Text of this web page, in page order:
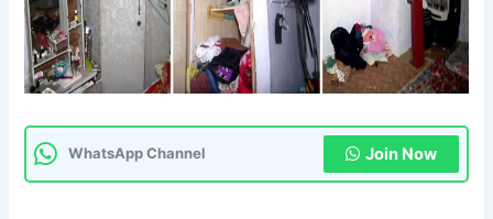
WhatsApp Channel Join Now